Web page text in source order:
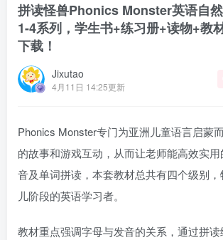
拼读怪兽Phonics Monster英语自
1-4系列，学生书+练习册+读物+教
下载！
Jixutao
4月11日 14:25更新
Phonics Monster专门为亚洲儿童语言启蒙
的故事和游戏互动，从而让老师能高效实
音及单词拼读，本套教材总共有四个级别
儿阶段的英语学习者。
教材重点强调字母与发音的关系，通过拼